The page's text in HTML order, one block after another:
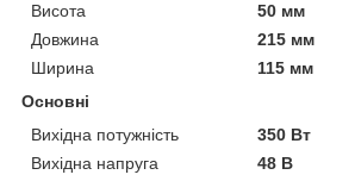
Висота
50 мм
Довжина
215 мм
Ширина
115 мм
Основні
Вихідна потужність
350 Вт
Вихідна напруга
48 В